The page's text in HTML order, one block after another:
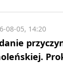
08-05, 14:20